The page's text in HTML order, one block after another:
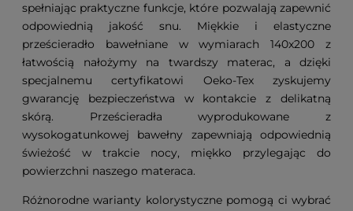
spełniając praktyczne funkcje, które pozwalają zapewnić
odpowiednią jakość snu. Miękkie i elastyczne
prześcieradło bawełniane w wymiarach 140x200 z
łatwością nałożymy na twardszy materac, a dzięki
specjalnemu certyfikatowi Oeko-Tex zyskujemy
gwarancję bezpieczeństwa w kontakcie z delikatną
skórą. Prześcieradła wyprodukowane z
wysokogatunkowej bawełny zapewniają odpowiednią
świeżość w trakcie nocy, miękko przylegając do
powierzchni naszego materaca.
Różnorodne warianty kolorystyczne pomogą ci wybrać